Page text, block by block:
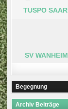
TUSPO
SV
Begegnung
Archiv Beiträge